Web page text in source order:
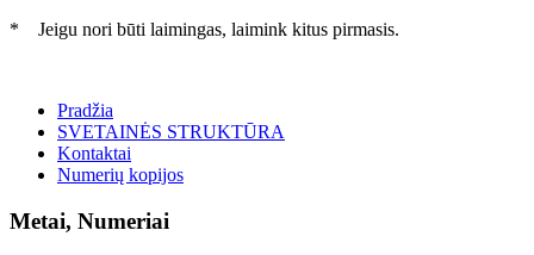
* Jeigu nori būti laimingas, laimink kitus pirmasis.
Pradžia
SVETAINĖS STRUKTŪRA
Kontaktai
Numerių kopijos
Metai, Numeriai